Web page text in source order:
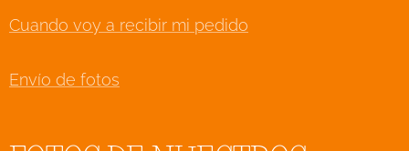
Cuando voy a recibir mi pedido
Envío de fotos